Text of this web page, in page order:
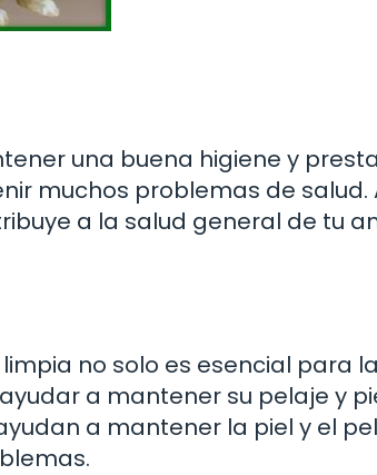
una buena higiene y
muchos problemas de salud.
a la salud general de tu
no solo es esencial para
a mantener su pelaje y
a mantener la piel y el